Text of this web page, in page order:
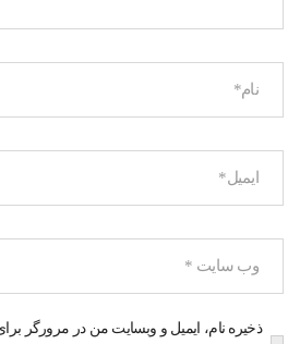
ذخیره نام، ایمیل و وبسایت من در مرورگر